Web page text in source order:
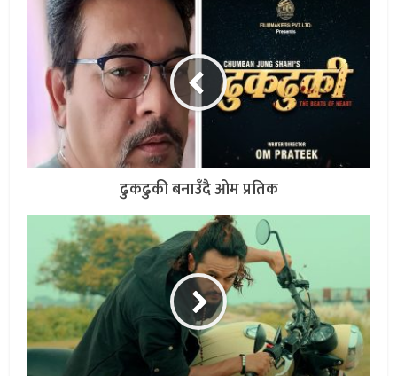
ढुकढुकी बनाउँदै ओम प्रतिक